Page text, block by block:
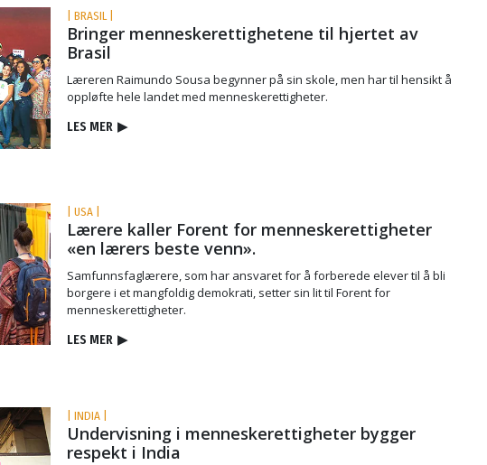
| BRASIL |
Bringer menneskerettighetene til hjertet av
Brasil
Læreren Raimundo Sousa begynner på sin skole, men har til hensikt å
oppløfte hele landet med menneskerettigheter.
LES MER ▶
| USA |
Lærere kaller Forent for menneskerettigheter
«en lærers beste venn».
Samfunnsfaglærere, som har ansvaret for å forberede elever til å bli
borgere i et mangfoldig demokrati, setter sin lit til Forent for
menneskerettigheter.
LES MER ▶
| INDIA |
Undervisning i menneskerettigheter bygger
respekt i India